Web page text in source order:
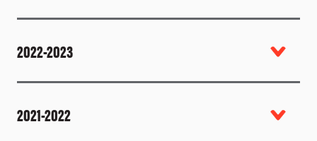
2022-2023
2021-2022